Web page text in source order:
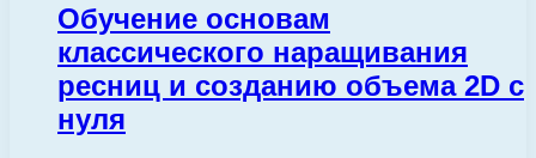
Обучение основам
классического наращивания
ресниц и созданию объема 2D с
нуля